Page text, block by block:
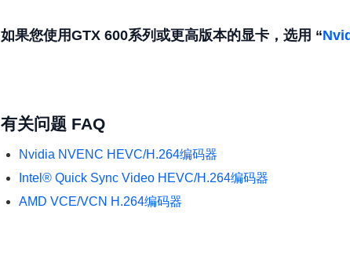
如果您使用GTX 600系列或更高版本的显卡，选用 “
有关问题 FAQ
Nvidia NVENC HEVC/H.264编码器
Intel® Quick Sync Video HEVC/H.264编码器
AMD VCE/VCN H.264编码器